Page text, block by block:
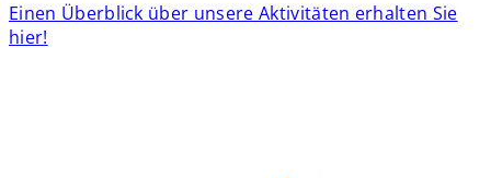
Einen Überblick über unsere Aktivitäten erhalten Sie
hier!